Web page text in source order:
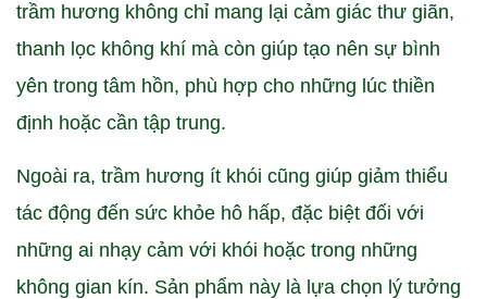
trầm hương không chỉ mang lại cảm giác thư giãn,
thanh lọc không khí mà còn giúp tạo nên sự bình
yên trong tâm hồn, phù hợp cho những lúc thiền
định hoặc cần tập trung.
Ngoài ra, trầm hương ít khói cũng giúp giảm thiểu
tác động đến sức khỏe hô hấp, đặc biệt đối với
những ai nhạy cảm với khói hoặc trong những
không gian kín. Sản phẩm này là lựa chọn lý tưởng